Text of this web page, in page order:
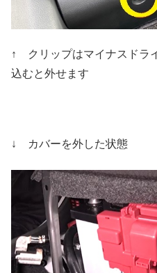
↑ クリップはマイナスドラ
込むと外せます
↓ カバーを外した状態